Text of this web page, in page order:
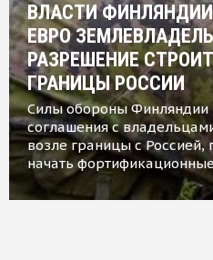
ВЛАСТИ
ЕВРО
РАЗРЕШЕНИЕ
ГРАНИЦЫ РОССИИ
Силы обороны Финляндии
соглашения с
возле границы с
начать